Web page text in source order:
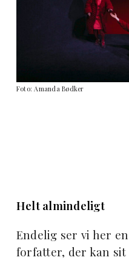
Foto: Amanda Bødker
Helt almindeligt
Endelig ser vi her
forfatter, der kan